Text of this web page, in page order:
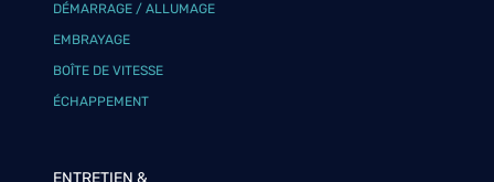
DÉMARRAGE / ALLUMAGE
EMBRAYAGE
BOÎTE DE VITESSE
ÉCHAPPEMENT
ENTRETIEN &